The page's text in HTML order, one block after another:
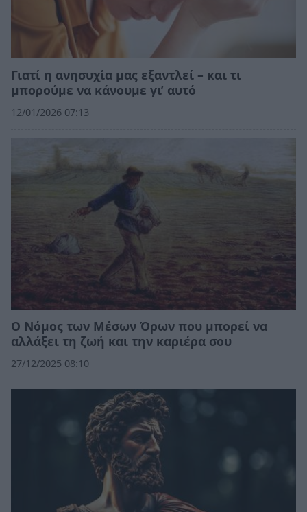
Γιατί η ανησυχία μας εξαντλεί – και τι
μπορούμε να κάνουμε γι’ αυτό
12/01/2026 07:13
Ο Νόμος των Μέσων Όρων που μπορεί να
αλλάξει τη ζωή και την καριέρα σου
27/12/2025 08:10